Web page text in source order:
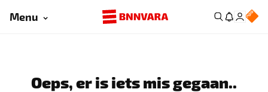
Menu
Oeps, er is iets mis gegaan..